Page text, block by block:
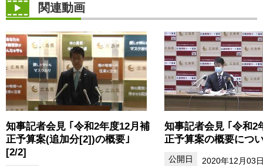
関連動画
知事記者会見 ｢令和2年度12月補
正予算案(追加分[2])の概要｣
[2/2]
知事記者会見 ｢令和2
正予算案の概要につ
2020年12月03